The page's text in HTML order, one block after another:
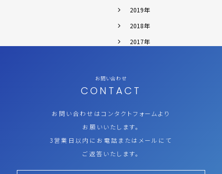
2019年
2018年
2017年
お問い合わせ
CONTACT
お問い合わせはコンタクトフォームより
お願いいたします。
3営業日以内にお電話またはメールにて
ご返答いたします。